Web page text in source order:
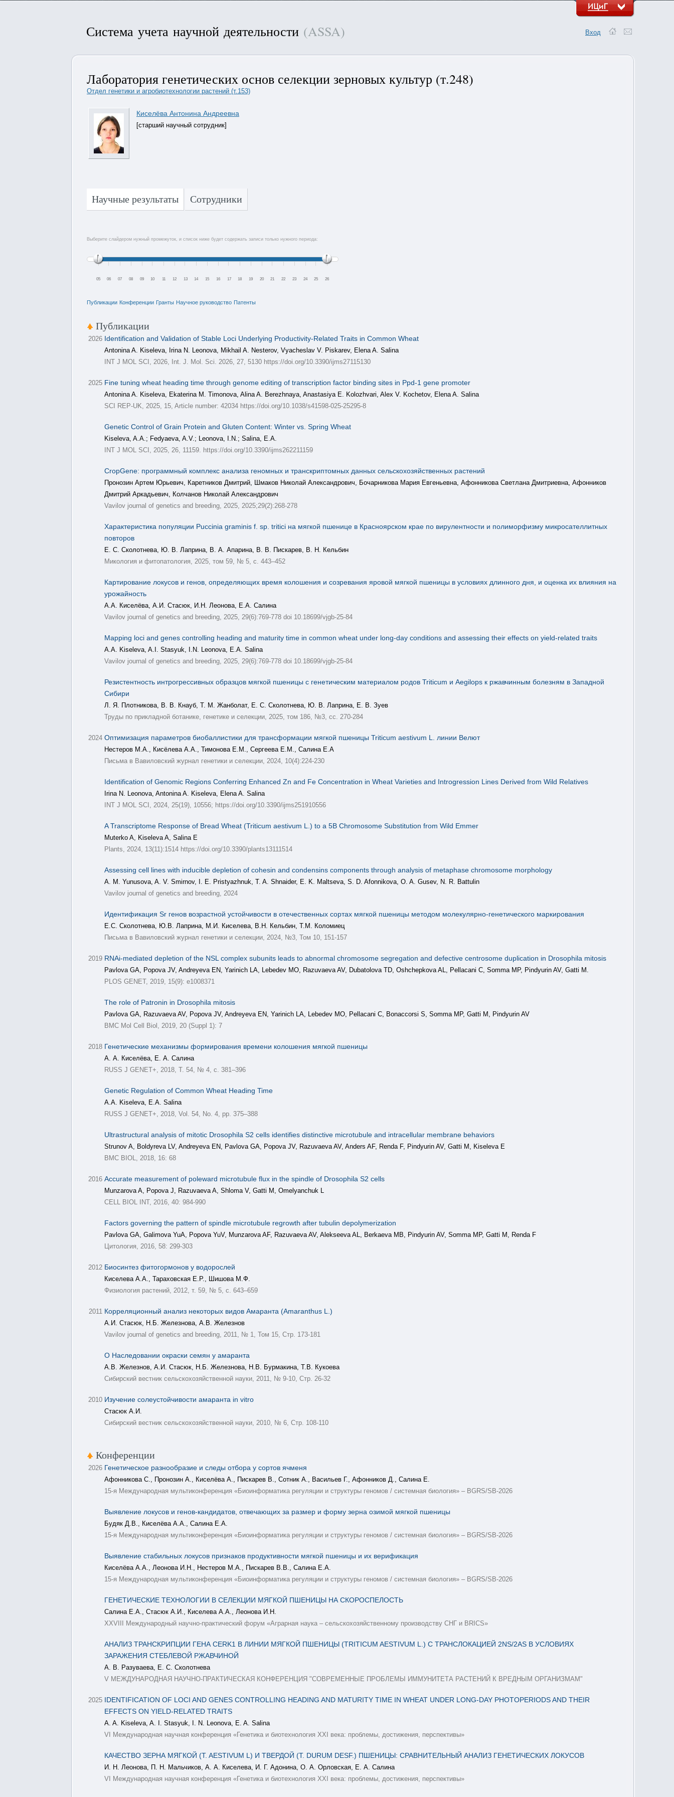
Система учета научной деятельности (ASSA) Вход
Лаборатория генетических основ селекции зерновых культур (т.248)
Отдел генетики и агробиотехнологии растений (т.153)
Киселёва Антонина Андреевна
[старший научный сотрудник]
Научные результаты Сотрудники
Выберите слайдером нужный промежуток, и список ниже будет содержать записи только нужного периода:
05 06 07 08 09 10 11 12 13 14 15 16 17 18 19 20 21 22 23 24 25 26
Публикации Конференции Гранты Научное руководство Патенты
Публикации
2026 Identification and Validation of Stable Loci Underlying Productivity-Related Traits in Common Wheat
Antonina A. Kiseleva, Irina N. Leonova, Mikhail A. Nesterov, Vyacheslav V. Piskarev, Elena A. Salina
INT J MOL SCI, 2026, Int. J. Mol. Sci. 2026, 27, 5130 https://doi.org/10.3390/ijms27115130
2025 Fine tuning wheat heading time through genome editing of transcription factor binding sites in Ppd-1 gene promoter
Antonina A. Kiseleva, Ekaterina M. Timonova, Alina A. Berezhnaya, Anastasiya E. Kolozhvari, Alex V. Kochetov, Elena A. Salina
SCI REP-UK, 2025, 15, Article number: 42034 https://doi.org/10.1038/s41598-025-25295-8
Genetic Control of Grain Protein and Gluten Content: Winter vs. Spring Wheat
Kiseleva, A.A.; Fedyaeva, A.V.; Leonova, I.N.; Salina, E.A.
INT J MOL SCI, 2025, 26, 11159. https://doi.org/10.3390/ijms262211159
CropGene: программный комплекс анализа геномных и транскриптомных данных сельскохозяйственных растений
Пронозин Артем Юрьевич, Каретников Дмитрий, Шмаков Николай Александрович, Бочарникова Мария Евгеньевна, Афонникова Светлана Дмитриевна, Афонников
Дмитрий Аркадьевич, Колчанов Николай Александрович
Vavilov journal of genetics and breeding, 2025, 2025;29(2):268-278
Характеристика популяции Puccinia graminis f. sp. tritici на мягкой пшенице в Красноярском крае по вирулентности и полиморфизму микросателлитных
повторов
Е. С. Сколотнева, Ю. В. Лаприна, В. А. Апарина, В. В. Пискарев, В. Н. Кельбин
Микология и фитопатология, 2025, том 59, № 5, с. 443–452
Картирование локусов и генов, определяющих время колошения и созревания яровой мягкой пшеницы в условиях длинного дня, и оценка их влияния на
урожайность
А.А. Киселёва, А.И. Стасюк, И.Н. Леонова, Е.А. Салина
Vavilov journal of genetics and breeding, 2025, 29(6):769-778 doi 10.18699/vjgb-25-84
Mapping loci and genes controlling heading and maturity time in common wheat under long-day conditions and assessing their effects on yield-related traits
A.A. Kiseleva, A.I. Stasyuk, I.N. Leonova, E.A. Salina
Vavilov journal of genetics and breeding, 2025, 29(6):769-778 doi 10.18699/vjgb-25-84
Резистентность интрогрессивных образцов мягкой пшеницы с генетическим материалом родов Triticum и Aegilops к ржавчинным болезням в Западной
Сибири
Л. Я. Плотникова, В. В. Кнауб, Т. М. Жанболат, Е. С. Сколотнева, Ю. В. Лаприна, Е. В. Зуев
Труды по прикладной ботанике, генетике и селекции, 2025, том 186, №3, сс. 270-284
2024 Оптимизация параметров биобаллистики для трансформации мягкой пшеницы Triticum aestivum L. линии Велют
Нестеров М.А., Кисёлева А.А., Тимонова Е.М., Сергеева Е.М., Салина Е.А
Письма в Вавиловский журнал генетики и селекции, 2024, 10(4):224-230
Identification of Genomic Regions Conferring Enhanced Zn and Fe Concentration in Wheat Varieties and Introgression Lines Derived from Wild Relatives
Irina N. Leonova, Antonina A. Kiseleva, Elena A. Salina
INT J MOL SCI, 2024, 25(19), 10556; https://doi.org/10.3390/ijms251910556
A Transcriptome Response of Bread Wheat (Triticum aestivum L.) to a 5B Chromosome Substitution from Wild Emmer
Muterko A, Kiseleva A, Salina E
Plants, 2024, 13(11):1514 https://doi.org/10.3390/plants13111514
Assessing cell lines with inducible depletion of cohesin and condensins components through analysis of metaphase chromosome morphology
A. M. Yunusova, A. V. Smirnov, I. E. Pristyazhnuk, T. A. Shnaider, E. K. Maltseva, S. D. Afonnikova, O. A. Gusev, N. R. Battulin
Vavilov journal of genetics and breeding, 2024
Идентификация Sr генов возрастной устойчивости в отечественных сортах мягкой пшеницы методом молекулярно-генетического маркирования
Е.С. Сколотнева, Ю.В. Лаприна, М.И. Киселева, В.Н. Кельбин, Т.М. Коломиец
Письма в Вавиловский журнал генетики и селекции, 2024, №3, Том 10, 151-157
2019 RNAi-mediated depletion of the NSL complex subunits leads to abnormal chromosome segregation and defective centrosome duplication in Drosophila mitosis
Pavlova GA, Popova JV, Andreyeva EN, Yarinich LA, Lebedev MO, Razuvaeva AV, Dubatolova TD, Oshchepkova AL, Pellacani C, Somma MP, Pindyurin AV, Gatti M.
PLOS GENET, 2019, 15(9): e1008371
The role of Patronin in Drosophila mitosis
Pavlova GA, Razuvaeva AV, Popova JV, Andreyeva EN, Yarinich LA, Lebedev MO, Pellacani C, Bonaccorsi S, Somma MP, Gatti M, Pindyurin AV
BMC Mol Cell Biol, 2019, 20 (Suppl 1): 7
2018 Генетические механизмы формирования времени колошения мягкой пшеницы
А. А. Киселёва, Е. А. Салина
RUSS J GENET+, 2018, Т. 54, № 4, с. 381–396
Genetic Regulation of Common Wheat Heading Time
A.A. Kiseleva, E.A. Salina
RUSS J GENET+, 2018, Vol. 54, No. 4, pp. 375–388
Ultrastructural analysis of mitotic Drosophila S2 cells identifies distinctive microtubule and intracellular membrane behaviors
Strunov A, Boldyreva LV, Andreyeva EN, Pavlova GA, Popova JV, Razuvaeva AV, Anders AF, Renda F, Pindyurin AV, Gatti M, Kiseleva E
BMC BIOL, 2018, 16: 68
2016 Accurate measurement of poleward microtubule flux in the spindle of Drosophila S2 cells
Munzarova A, Popova J, Razuvaeva A, Shloma V, Gatti M, Omelyanchuk L
CELL BIOL INT, 2016, 40: 984-990
Factors governing the pattern of spindle microtubule regrowth after tubulin depolymerization
Pavlova GA, Galimova YuA, Popova YuV, Munzarova AF, Razuvaeva AV, Alekseeva AL, Berkaeva MB, Pindyurin AV, Somma MP, Gatti M, Renda F
Цитология, 2016, 58: 299-303
2012 Биосинтез фитогормонов у водорослей
Киселева А.А., Тараховская Е.Р., Шишова М.Ф.
Физиология растений, 2012, т. 59, № 5, с. 643–659
2011 Корреляционный анализ некоторых видов Амаранта (Amaranthus L.)
А.И. Стасюк, Н.Б. Железнова, А.В. Железнов
Vavilov journal of genetics and breeding, 2011, № 1, Том 15, Стр. 173-181
О Наследовании окраски семян у амаранта
А.В. Железнов, А.И. Стасюк, Н.Б. Железнова, Н.В. Бурмакина, Т.В. Кукоева
Сибирский вестник сельскохозяйственной науки, 2011, № 9-10, Стр. 26-32
2010 Изучение солеустойчивости амаранта in vitro
Стасюк А.И.
Сибирский вестник сельскохозяйственной науки, 2010, № 6, Стр. 108-110
Конференции
2026 Генетическое разнообразие и следы отбора у сортов ячменя
Афонникова С., Пронозин А., Киселёва А., Пискарев В., Сотник А., Васильев Г., Афонников Д., Салина Е.
15-я Международная мультиконференция «Биоинформатика регуляции и структуры геномов / системная биология» – BGRS/SB-2026
Выявление локусов и генов-кандидатов, отвечающих за размер и форму зерна озимой мягкой пшеницы
Будяк Д.В., Киселёва А.А., Салина Е.А.
15-я Международная мультиконференция «Биоинформатика регуляции и структуры геномов / системная биология» – BGRS/SB-2026
Выявление стабильных локусов признаков продуктивности мягкой пшеницы и их верификация
Киселёва A.А., Леонова И.Н., Нестеров М.А., Пискарев В.В., Салина Е.А.
15-я Международная мультиконференция «Биоинформатика регуляции и структуры геномов / системная биология» – BGRS/SB-2026
ГЕНЕТИЧЕСКИЕ ТЕХНОЛОГИИ В СЕЛЕКЦИИ МЯГКОЙ ПШЕНИЦЫ НА СКОРОСПЕЛОСТЬ
Салина Е.А., Стасюк А.И., Киселева А.А., Леонова И.Н.
XXVIII Международный научно-практический форум «Аграрная наука – сельскохозяйственному производству СНГ и BRICS»
АНАЛИЗ ТРАНСКРИПЦИИ ГЕНА CERK1 В ЛИНИИ МЯГКОЙ ПШЕНИЦЫ (TRITICUM AESTIVUM L.) С ТРАНСЛОКАЦИЕЙ 2NS/2AS В УСЛОВИЯХ
ЗАРАЖЕНИЯ СТЕБЛЕВОЙ РЖАВЧИНОЙ
А. В. Разуваева, Е. С. Сколотнева
V МЕЖДУНАРОДНАЯ НАУЧНО-ПРАКТИЧЕСКАЯ КОНФЕРЕНЦИЯ "СОВРЕМЕННЫЕ ПРОБЛЕМЫ ИММУНИТЕТА РАСТЕНИЙ К ВРЕДНЫМ ОРГАНИЗМАМ"
2025 IDENTIFICATION OF LOCI AND GENES CONTROLLING HEADING AND MATURITY TIME IN WHEAT UNDER LONG-DAY PHOTOPERIODS AND THEIR
EFFECTS ON YIELD-RELATED TRAITS
A. A. Kiseleva, A. I. Stasyuk, I. N. Leonova, E. A. Salina
VI Международная научная конференция «Генетика и биотехнология XXI века: проблемы, достижения, перспективы»
КАЧЕСТВО ЗЕРНА МЯГКОЙ (T. AESTIVUM L) И ТВЕРДОЙ (T. DURUM DESF.) ПШЕНИЦЫ: СРАВНИТЕЛЬНЫЙ АНАЛИЗ ГЕНЕТИЧЕСКИХ ЛОКУСОВ
И. Н. Леонова, П. Н. Мальчиков, А. А. Киселева, И. Г. Адонина, О. А. Орловская, Е. А. Салина
VI Международная научная конференция «Генетика и биотехнология XXI века: проблемы, достижения, перспективы»